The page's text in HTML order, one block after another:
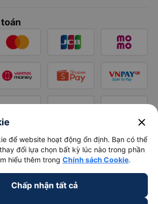
close
để website hoạt động ổn định. Bạn có thể
đổi lựa chọn bất kỳ lúc nào trong phần
hiểu thêm trong Chính sách Cookie.
Chấp nhận tất cả